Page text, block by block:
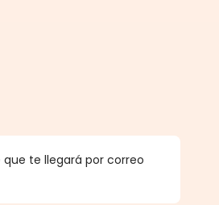
te llegará por correo